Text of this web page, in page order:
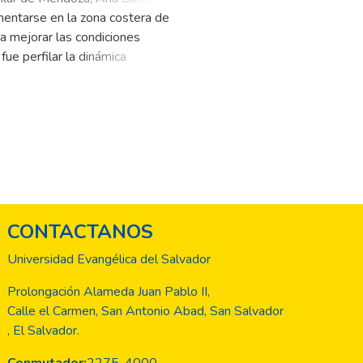
Lariza ;Trejo Magaña,
Ramón Edgardo
en la zona costera de
mejorar las condiciones
perfilar la dinámica
identificando las diferentes
marina que impacte en las
CONTACTANOS
Universidad Evangélica del Salvador
Prolongación Alameda Juan Pablo II,
Calle el Carmen, San Antonio Abad, San Salvador
, El Salvador.